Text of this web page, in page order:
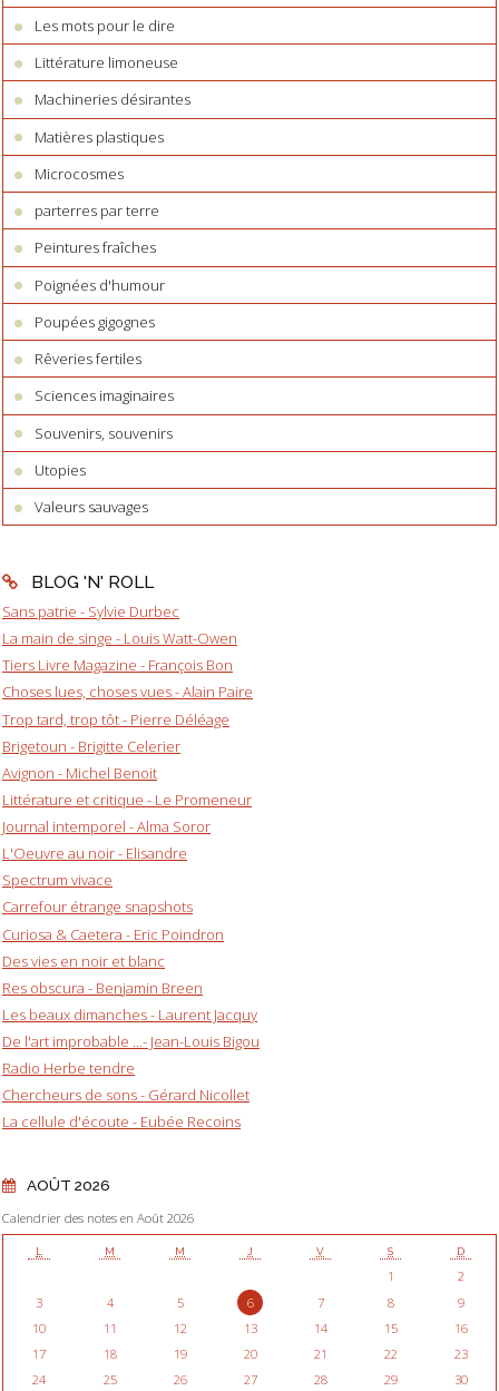
Les mots pour le dire
Littérature limoneuse
Machineries désirantes
Matières plastiques
Microcosmes
parterres par terre
Peintures fraîches
Poignées d'humour
Poupées gigognes
Rêveries fertiles
Sciences imaginaires
Souvenirs, souvenirs
Utopies
Valeurs sauvages
BLOG 'N' ROLL
Sans patrie - Sylvie Durbec
La main de singe - Louis Watt-Owen
Tiers Livre Magazine - François Bon
Choses lues, choses vues - Alain Paire
Trop tard, trop tôt - Pierre Déléage
Brigetoun - Brigitte Celerier
Avignon - Michel Benoit
Littérature et critique - Le Promeneur
Journal intemporel - Alma Soror
L'Oeuvre au noir - Elisandre
Spectrum vivace
Carrefour étrange snapshots
Curiosa & Caetera - Eric Poindron
Des vies en noir et blanc
Res obscura - Benjamin Breen
Les beaux dimanches - Laurent Jacquy
De l'art improbable ...- Jean-Louis Bigou
Radio Herbe tendre
Chercheurs de sons - Gérard Nicollet
La cellule d'écoute - Eubée Recoins
AOÛT 2026
Calendrier des notes en Août 2026
L M M J V S D
1
2
3
4 5 6 7 8
9
10
11 12 13 14 15
16
17
18 19 20 21 22
23
24
25 26 27 28 29
30